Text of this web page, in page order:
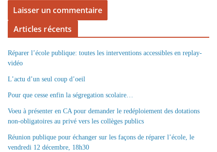
Articles récents
Réparer l’école publique: toutes les interventions accessibles en replay-
vidéo
L’actu d’un seul coup d’oeil
Pour que cesse enfin la ségregation scolaire…
Voeu à présenter en CA pour demander le redéploiement des dotations
non-obligatoires au privé vers les collèges publics
Réunion publique pour échanger sur les façons de réparer l’école, le
vendredi 12 décembre, 18h30